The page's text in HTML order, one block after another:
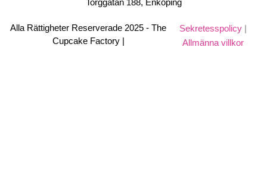
Torggatan 188, Enköping
Alla Rättigheter Reserverade 2025 - The
Cupcake Factory |
Sekretesspolicy|
Allmänna villkor